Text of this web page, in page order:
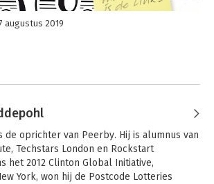
augustus 2019
de oprichter van Peerby. Hij is alumnus van
Techstars London en Rockstart
het 2012 Clinton Global Initiative,
York, won hij de Postcode Lotteries